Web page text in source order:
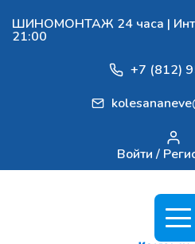
ШИНОМОНТАЖ 24 часа |
21:00
+7 (812)
Войти /